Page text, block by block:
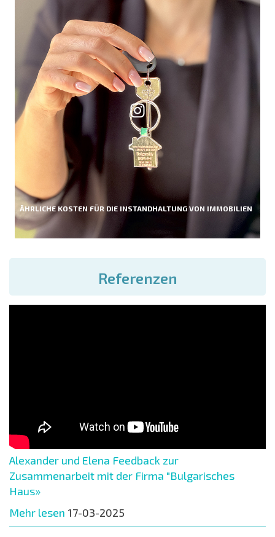
ÄHRLICHE KOSTEN FÜR DIE INSTANDHALTUNG VON IMMOBILIEN
Referenzen
Alexander und Elena Feedback zur
Zusammenarbeit mit der Firma "Bulgarisches
Haus»
Mehr lesen 17-03-2025